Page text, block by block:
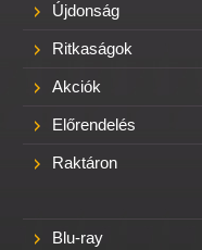
Újdonság
Ritkaságok
Akciók
Előrendelés
Raktáron
Blu-ray